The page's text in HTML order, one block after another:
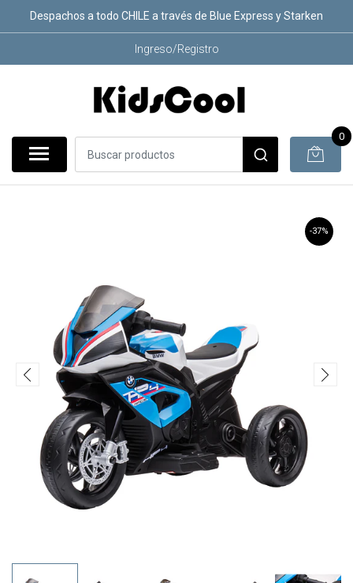
Despachos a todo CHILE a través de Blue Express y Starken
Ingreso/Registro
0
-37%